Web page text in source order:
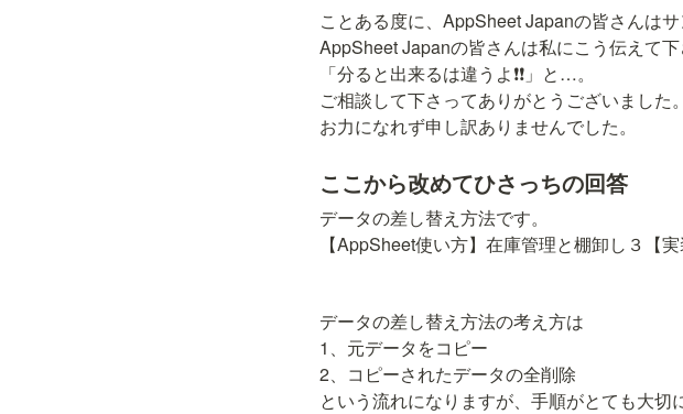
ことある度に、AppSheet Japanの皆さんは
AppSheet Japanの皆さんは私にこう伝えて
「分ると出来るは違うよ❗❗」と…。
ご相談して下さってありがとうございました。
お力になれず申し訳ありませんでした。
ここから改めてひさっちの回答
データの差し替え方法です。
【AppSheet使い方】在庫管理と棚卸し３【
データの差し替え方法の考え方は
1、元データをコピー
2、コピーされたデータの全削除
という流れになりますが、手順がとても大切